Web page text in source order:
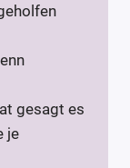
gesagt es
je